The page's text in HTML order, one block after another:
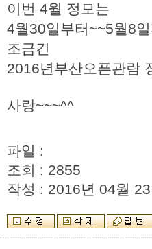
이번 4월 정모는
4월30일부터~~5월8
조금긴
2016년부산오픈관람
사랑~~~^^
파일 :
조회 : 2855
작성 : 2016년 04월